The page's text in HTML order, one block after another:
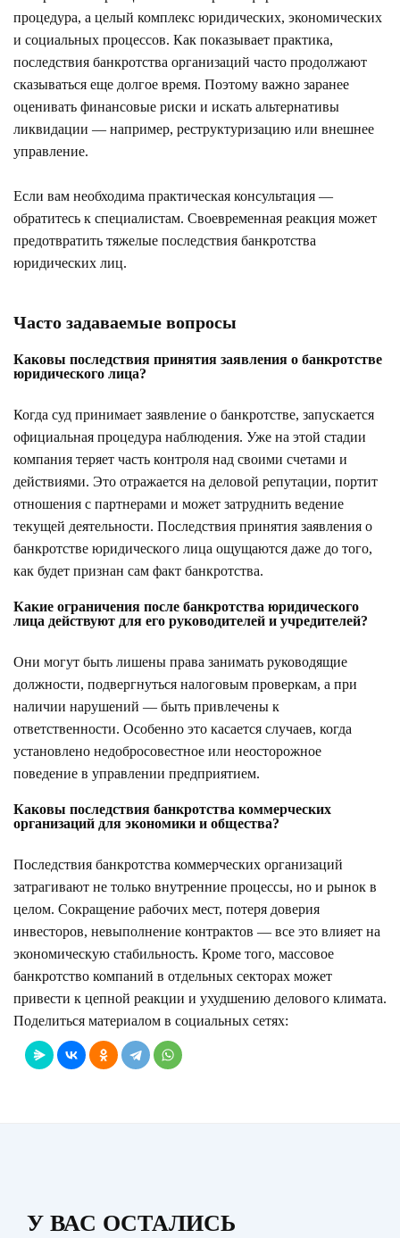
процедура, а целый комплекс юридических, экономических
и социальных процессов. Как показывает практика,
последствия банкротства организаций часто продолжают
сказываться еще долгое время. Поэтому важно заранее
оценивать финансовые риски и искать альтернативы
ликвидации — например, реструктуризацию или внешнее
управление.
Если вам необходима практическая консультация —
обратитесь к специалистам. Своевременная реакция может
предотвратить тяжелые последствия банкротства
юридических лиц.
Часто задаваемые вопросы
Каковы последствия принятия заявления о банкротстве
юридического лица?
Когда суд принимает заявление о банкротстве, запускается
официальная процедура наблюдения. Уже на этой стадии
компания теряет часть контроля над своими счетами и
действиями. Это отражается на деловой репутации, портит
отношения с партнерами и может затруднить ведение
текущей деятельности. Последствия принятия заявления о
банкротстве юридического лица ощущаются даже до того,
как будет признан сам факт банкротства.
Какие ограничения после банкротства юридического
лица действуют для его руководителей и учредителей?
Они могут быть лишены права занимать руководящие
должности, подвергнуться налоговым проверкам, а при
наличии нарушений — быть привлечены к
ответственности. Особенно это касается случаев, когда
установлено недобросовестное или неосторожное
поведение в управлении предприятием.
Каковы последствия банкротства коммерческих
организаций для экономики и общества?
Последствия банкротства коммерческих организаций
затрагивают не только внутренние процессы, но и рынок в
целом. Сокращение рабочих мест, потеря доверия
инвесторов, невыполнение контрактов — все это влияет на
экономическую стабильность. Кроме того, массовое
банкротство компаний в отдельных секторах может
привести к цепной реакции и ухудшению делового климата.
Поделиться материалом в социальных сетях:
У ВАС ОСТАЛИСЬ